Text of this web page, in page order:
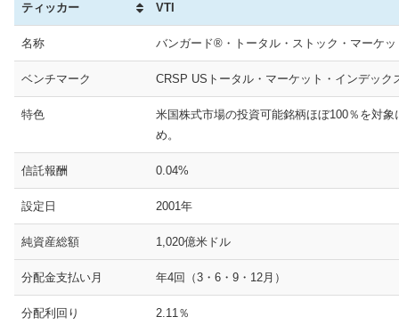
ティッカー VTI
名称 バンガード®・トータル・ストック・マーケッ
ベンチマーク CRSP USトータル・マーケット・インデック
特色
米国株式市場の投資可能銘柄ほぼ100％を対
め。
信託報酬 0.04%
設定日 2001年
純資産総額 1,020億米ドル
分配金支払い月 年4回（3・6・9・12月）
分配利回り 2.11％